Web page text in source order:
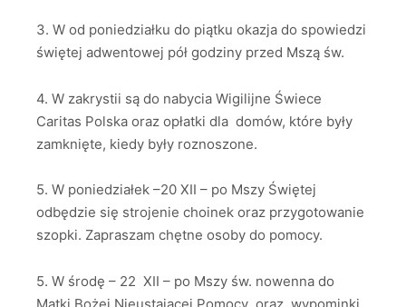
3. W od poniedziałku do piątku okazja do spowiedzi
świętej adwentowej pół godziny przed Mszą św.
4. W zakrystii są do nabycia Wigilijne Świece
Caritas Polska oraz opłatki dla domów, które były
zamknięte, kiedy były roznoszone.
5. W poniedziałek –20 XII – po Mszy Świętej
odbędzie się strojenie choinek oraz przygotowanie
szopki. Zapraszam chętne osoby do pomocy.
5. W środę – 22 XII – po Mszy św. nowenna do
Matki Bożej Nieustającej Pomocy oraz wypominki